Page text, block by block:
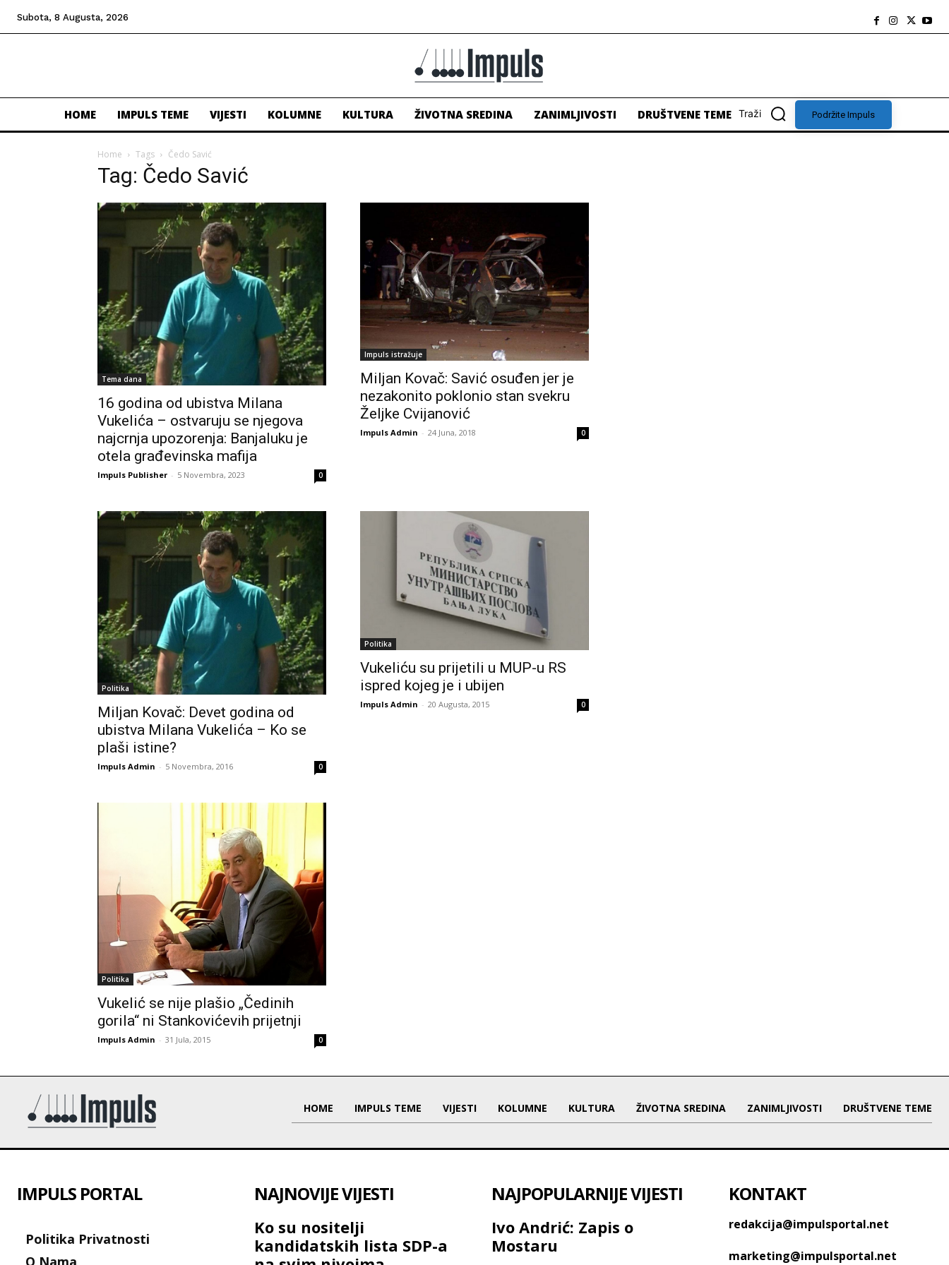
Subota, 8 Augusta, 2026
HOME IMPULS TEME VIJESTI KOLUMNE KULTURA ŽIVOTNA SREDINA ZANIMLJIVOSTI DRUŠTVENE TEME Traži Podržite Impuls
Home Tags Čedo Savić
Tag: Čedo Savić
Tema dana
16 godina od ubistva Milana
Vukelića – ostvaruju se njegova
najcrnja upozorenja: Banjaluku je
otela građevinska mafija
Impuls Publisher - 5 Novembra, 2023 0
Impuls istražuje
Miljan Kovač: Savić osuđen jer je
nezakonito poklonio stan svekru
Željke Cvijanović
Impuls Admin - 24 Juna, 2018 0
Politika
Miljan Kovač: Devet godina od
ubistva Milana Vukelića – Ko se
plaši istine?
Impuls Admin - 5 Novembra, 2016 0
Politika
Vukeliću su prijetili u MUP-u RS
ispred kojeg je i ubijen
Impuls Admin - 20 Augusta, 2015 0
Politika
Vukelić se nije plašio „Čedinih
gorila“ ni Stankovićevih prijetnji
Impuls Admin - 31 Jula, 2015 0
HOME IMPULS TEME VIJESTI KOLUMNE KULTURA ŽIVOTNA SREDINA ZANIMLJIVOSTI DRUŠTVENE TEME
IMPULS PORTAL
Politika Privatnosti
O Nama
NAJNOVIJE VIJESTI
Ko su nositelji
kandidatskih lista SDP-a
NAJPOPULARNIJE VIJESTI
Ivo Andrić: Zapis o
Mostaru
KONTAKT
redakcija@impulsportal.net
marketing@impulsportal.net